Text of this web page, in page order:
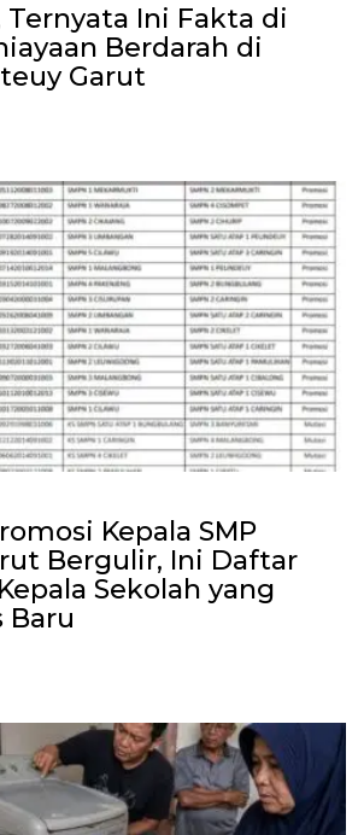
Ternyata Ini Fakta di
Berdarah di
Garut
Kepala SMP
Bergulir, Ini Daftar
Sekolah yang
Baru